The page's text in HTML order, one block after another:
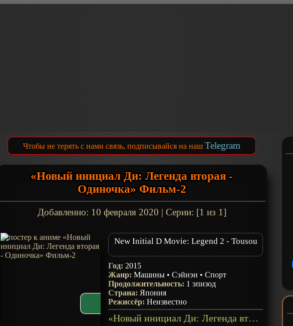
Чтобы не терять с нами связь, подписывайся на наш Telegram
«Новый инициал Ди: Легенда вторая -
Одиночка» Фильм-2
Добавленно: 10 февраля 2020 | Серии: [1 из 1]
New Initial D Movie: Legend 2 - Tousou
Год: 2015
Жанр:Машины •Сэйнэн •Спорт
Продолжительность: 1 эпизод
Страна: Япония
Режиссёр:Неизвестно
«Новый инициал Ди: Легенда вторая - Одиночка» Фильм-2 - описание